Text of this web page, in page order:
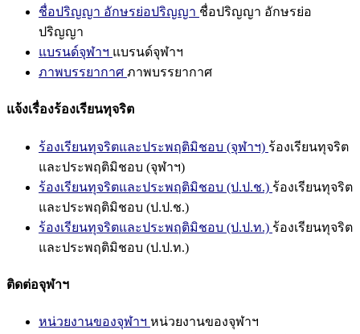
ชื่อปริญญา อักษรย่อปริญญา ชื่อปริญญา อักษรย่อ
ปริญญา
แบรนด์จุฬาฯ แบรนด์จุฬาฯ
ภาพบรรยากาศ ภาพบรรยากาศ
แจ้งเรื่องร้องเรียนทุจริต
ร้องเรียนทุจริตและประพฤติมิชอบ (จุฬาฯ) ร้องเรียนทุจริต
และประพฤติมิชอบ (จุฬาฯ)
ร้องเรียนทุจริตและประพฤติมิชอบ (ป.ป.ช.) ร้องเรียนทุจริต
และประพฤติมิชอบ (ป.ป.ช.)
ร้องเรียนทุจริตและประพฤติมิชอบ (ป.ป.ท.) ร้องเรียนทุจริต
และประพฤติมิชอบ (ป.ป.ท.)
ติดต่อจุฬาฯ
หน่วยงานของจุฬาฯ หน่วยงานของจุฬาฯ